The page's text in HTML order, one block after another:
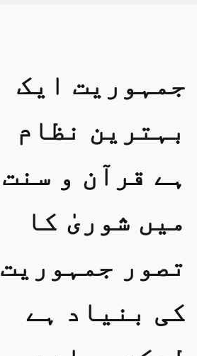
جمہوریت ایک
بہترین نظام
ہے قرآن و سنت
میں شوریٰ کا
تصور جمہوریت
کی بنیاد ہے